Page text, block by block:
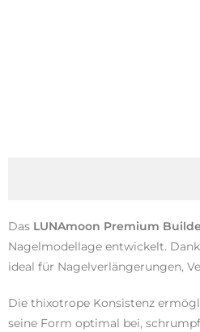
Das LUNAmoon Premium
Nagelmodellage entwickelt.
ideal für Nagelverlängerungen,
Die thixotrope Konsistenz
seine Form optimal bei,